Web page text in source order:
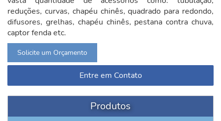
reduções, curvas, chapéu chinês, quadrado para redondo,
difusores, grelhas, chapéu chinês, pestana contra chuva,
captor fenda etc.
Solicite um Orçamento
Entre em Contato
Produtos